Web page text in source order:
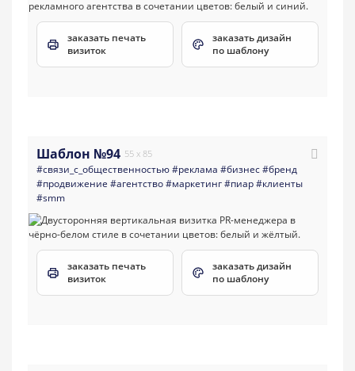
заказать печать
визиток
заказать дизайн
по шаблону
Шаблон №94 55 x 85
#связи_с_общественностью#реклама #бизнес#бренд
#продвижение #агентство#маркетинг#пиар#клиенты
#smm
заказать печать
визиток
заказать дизайн
по шаблону